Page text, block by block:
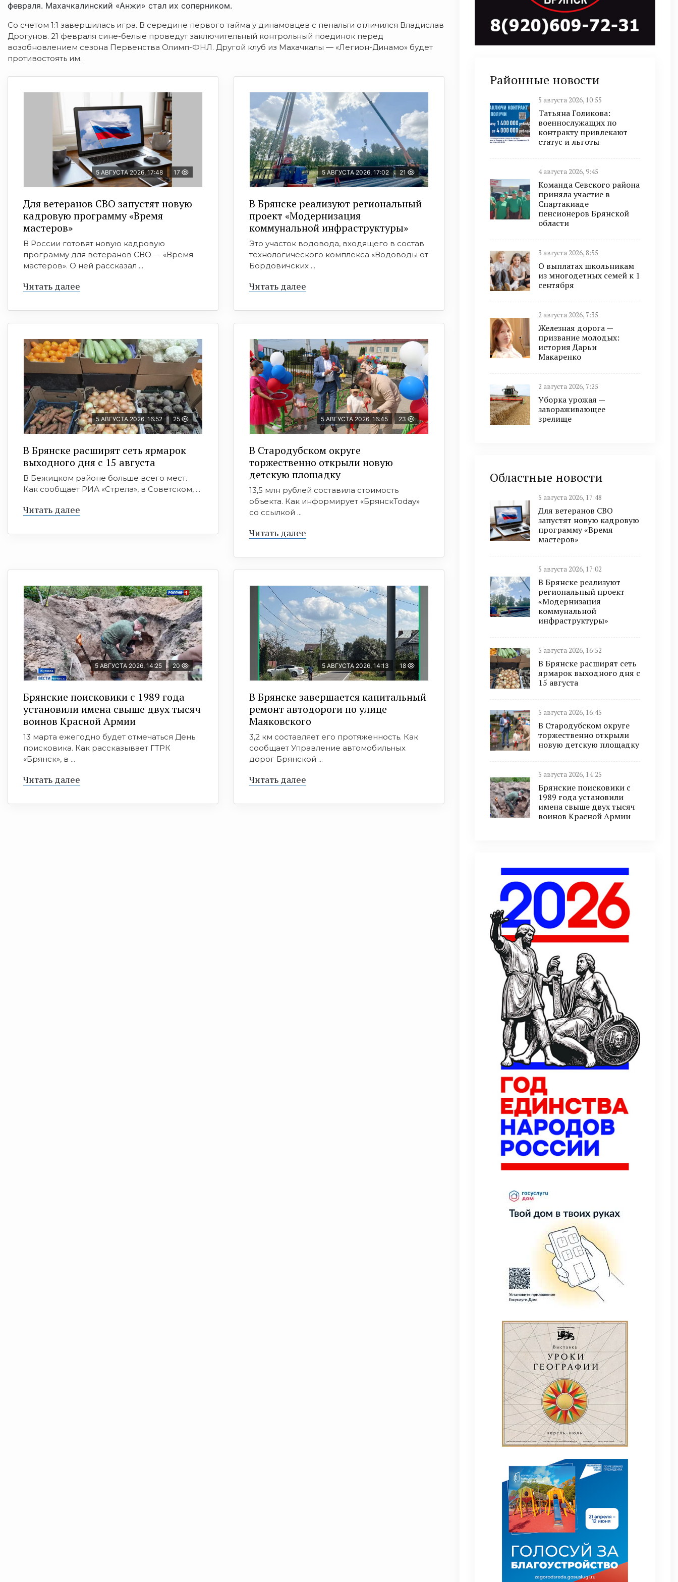
февраля. Махачкалинский «Анжи» стал их соперником.
Со счетом 1:1 завершилась игра. В середине первого тайма у динамовцев с пенальти отличился Владислав
Дрогунов. 21 февраля сине-белые проведут заключительный контрольный поединок перед
возобновлением сезона Первенства Олимп-ФНЛ. Другой клуб из Махачкалы — «Легион-Динамо» будет
противостоять им.
5 АВГУСТА 2026, 17:48 17
Для ветеранов СВО запустят новую
кадровую программу «Время
мастеров»
В России готовят новую кадровую
программу для ветеранов СВО — «Время
мастеров». О ней рассказал ...
Читать далее
5 АВГУСТА 2026, 17:02 21
В Брянске реализуют региональный
проект «Модернизация
коммунальной инфраструктуры»
Это участок водовода, входящего в состав
технологического комплекса «Водоводы от
Бордовичских ...
Читать далее
5 АВГУСТА 2026, 16:52 25
В Брянске расширят сеть ярмарок
выходного дня с 15 августа
В Бежицком районе больше всего мест.
Как сообщает РИА «Стрела», в Советском, ...
Читать далее
5 АВГУСТА 2026, 16:45 23
В Стародубском округе
торжественно открыли новую
детскую площадку
13,5 млн рублей составила стоимость
объекта. Как информирует «БрянскToday»
со ссылкой ...
Читать далее
5 АВГУСТА 2026, 14:25 20
Брянские поисковики с 1989 года
установили имена свыше двух тысяч
воинов Красной Армии
13 марта ежегодно будет отмечаться День
поисковика. Как рассказывает ГТРК
«Брянск», в ...
Читать далее
5 АВГУСТА 2026, 14:13 18
В Брянске завершается капитальный
ремонт автодороги по улице
Маяковского
3,2 км составляет его протяженность. Как
сообщает Управление автомобильных
дорог Брянской ...
Читать далее
Районные новости
5 августа 2026, 10:55
Татьяна Голикова:
военнослужащих по
контракту привлекают
статус и льготы
4 августа 2026, 9:45
Команда Севского района
приняла участие в
Спартакиаде
пенсионеров Брянской
области
3 августа 2026, 8:55
О выплатах школьникам
из многодетных семей к 1
сентября
2 августа 2026, 7:35
Железная дорога —
призвание молодых:
история Дарьи
Макаренко
2 августа 2026, 7:25
Уборка урожая —
завораживающее
зрелище
Областные новости
5 августа 2026, 17:48
Для ветеранов СВО
запустят новую кадровую
программу «Время
мастеров»
5 августа 2026, 17:02
В Брянске реализуют
региональный проект
«Модернизация
коммунальной
инфраструктуры»
5 августа 2026, 16:52
В Брянске расширят сеть
ярмарок выходного дня с
15 августа
5 августа 2026, 16:45
В Стародубском округе
торжественно открыли
новую детскую площадку
5 августа 2026, 14:25
Брянские поисковики с
1989 года установили
имена свыше двух тысяч
воинов Красной Армии